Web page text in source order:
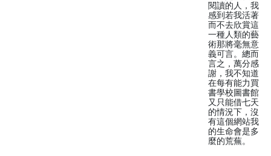
閱讀的人，我
感到若我活著
而不去欣賞這
一種人類的藝
術那將毫無意
義可言。總而
言之，萬分感
謝，我不知道
在每有能力買
書學校圖書館
又只能借七天
的情況下，沒
有這個網站我
的生命會是多
麼的荒蕪。